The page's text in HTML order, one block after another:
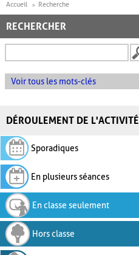
Accueil Recherche
RECHERCHER
Voir tous les mots-clés
DÉROULEMENT DE L'ACTIVITÉ
Sporadiques
En plusieurs séances
En classe seulement
Hors classe